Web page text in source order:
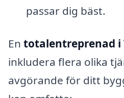
passar dig bäst.
En totalentreprenad i
inkludera flera olika
avgörande för ditt